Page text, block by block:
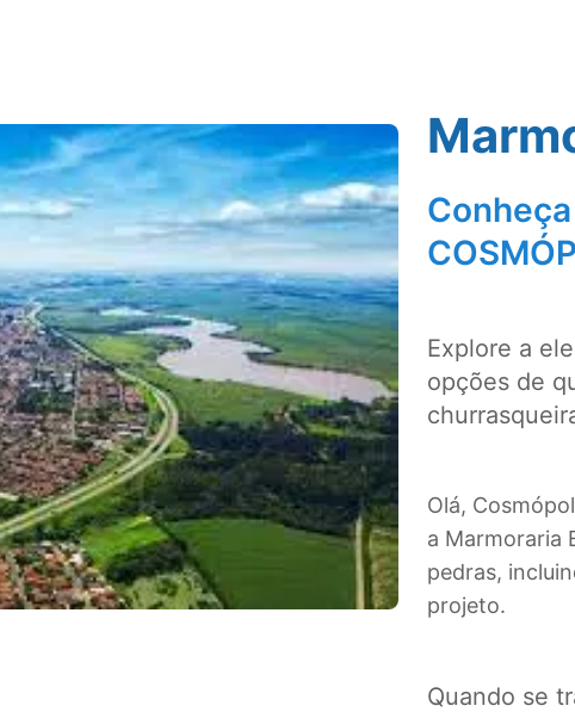
Explore a
opções de
Olá,
a Marmoraria
pedras,
projeto.
Quando se